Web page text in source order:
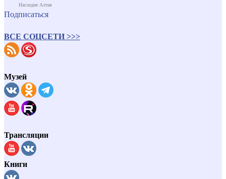
Наследие Алтая
Подписаться
ВСЕ СОЦСЕТИ >>>
Музей
Трансляции
Книги